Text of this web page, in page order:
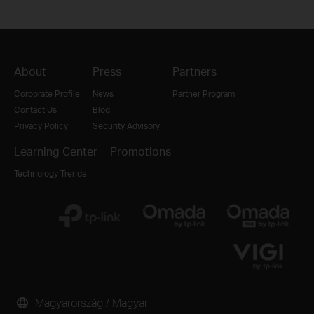
About
Corporate Profile
Contact Us
Privacy Policy
Press
News
Blog
Security Advisory
Partners
Partner Program
Learning Center
Technology Trends
Promotions
Magyarország / Magyar